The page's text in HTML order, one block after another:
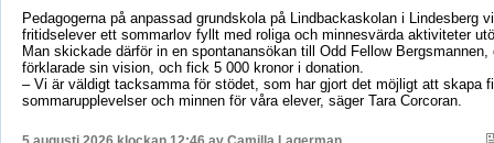
Pedagogerna på anpassad grundskola på Lindbackaskolan i Lindesberg
fritidselever ett sommarlov fyllt med roliga och minnesvärda aktiviteter
Man skickade därför in en spontanansökan till Odd Fellow Bergsmannen,
förklarade sin vision, och fick 5 000 kronor i donation.
– Vi är väldigt tacksamma för stödet, som har gjort det möjligt att skapa
sommarupplevelser och minnen för våra elever, säger Tara Corcoran.